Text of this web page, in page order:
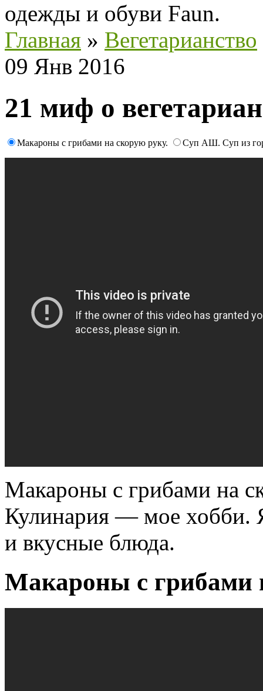
одежды и обуви Faun.
Главная » Вегетарианство
09 Янв 2016
21 миф о
Макароны с грибами на скорую руку. Суп АШ. Суп из
Макароны с грибами на
Кулинария — мое хобби.
и вкусные блюда.
Макароны с грибами